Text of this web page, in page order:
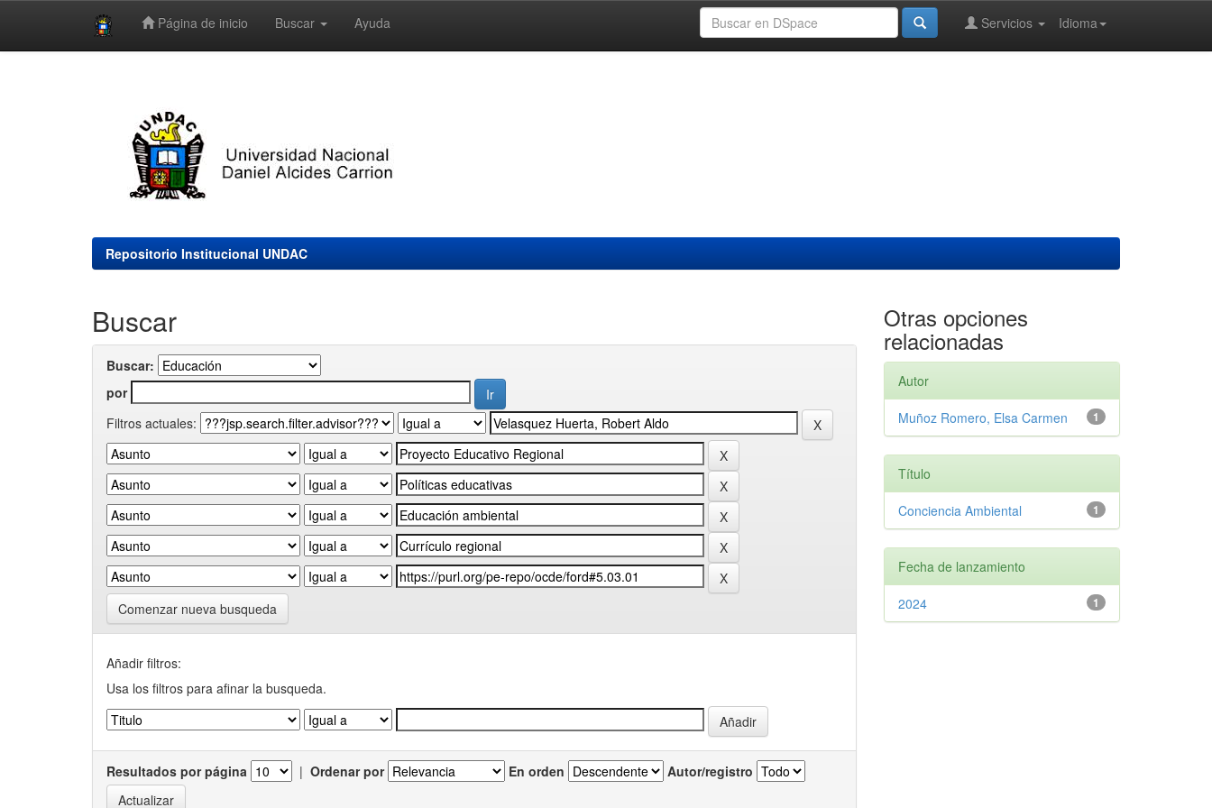
Página de inicio Buscar Ayuda Idioma
Servicios
Repositorio Institucional UNDAC
Buscar
Buscar:
por
Filtros actuales:
Comenzar nueva busqueda
Añadir filtros:
Usa los filtros para afinar la busqueda.
Resultados por página | Ordenar por En orden Autor/registro
Otras opciones
relacionadas
Autor
1
Muñoz Romero, Elsa Carmen
Título
1
Conciencia Ambiental
Fecha de lanzamiento
1
2024